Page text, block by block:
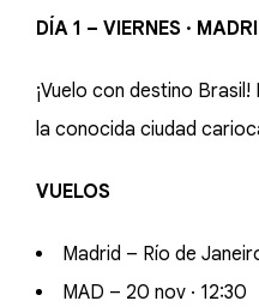
DÍA 1 – VIERNES ·
¡Vuelo con destino
la conocida ciudad
VUELOS
Madrid – Río de
MAD – 20 nov · 12:30